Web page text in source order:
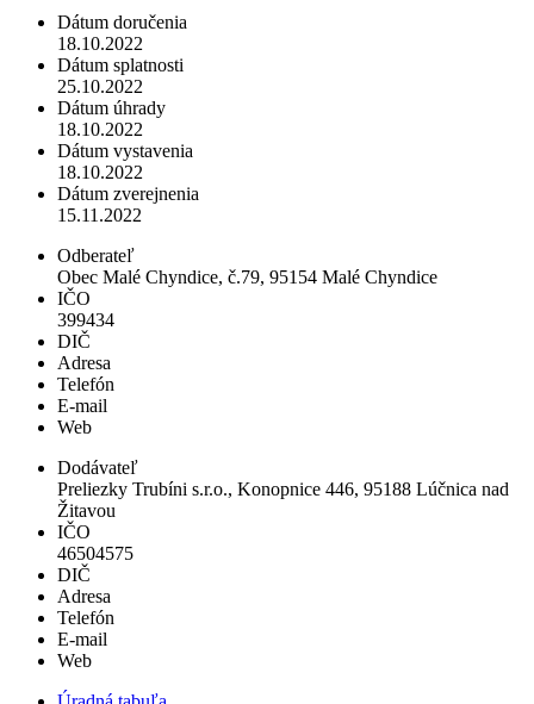
Dátum doručenia
18.10.2022
Dátum splatnosti
25.10.2022
Dátum úhrady
18.10.2022
Dátum vystavenia
18.10.2022
Dátum zverejnenia
15.11.2022
Odberateľ
Obec Malé Chyndice, č.79, 95154 Malé Chyndice
IČO
399434
DIČ
Adresa
Telefón
E-mail
Web
Dodávateľ
Preliezky Trubíni s.r.o., Konopnice 446, 95188 Lúčnica nad
Žitavou
IČO
46504575
DIČ
Adresa
Telefón
E-mail
Web